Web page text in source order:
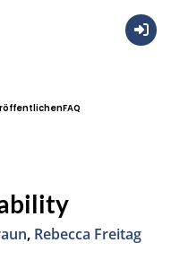
FAQ
, Rebecca Freitag